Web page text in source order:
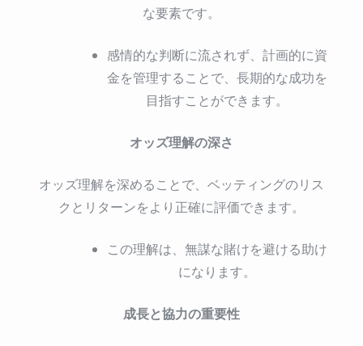
な要素です。
感情的な判断に流されず、計画的に資
金を管理することで、長期的な成功を
目指すことができます。
オッズ理解の深さ
オッズ理解を深めることで、ベッティングのリス
クとリターンをより正確に評価できます。
この理解は、無謀な賭けを避ける助け
になります。
成長と協力の重要性